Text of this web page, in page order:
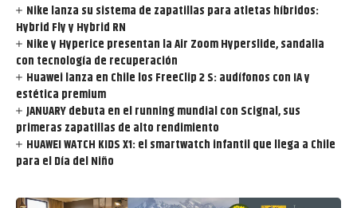
Nike lanza su sistema de zapatillas para atletas híbridos:
Hybrid Fly y Hybrid RN
Nike y Hyperice presentan la Air Zoom Hyperslide, sandalia
con tecnología de recuperación
Huawei lanza en Chile los FreeClip 2 S: audífonos con IA y
estética premium
JANUARY debuta en el running mundial con Scignal, sus
primeras zapatillas de alto rendimiento
HUAWEI WATCH KIDS X1: el smartwatch infantil que llega a Chile
para el Día del Niño